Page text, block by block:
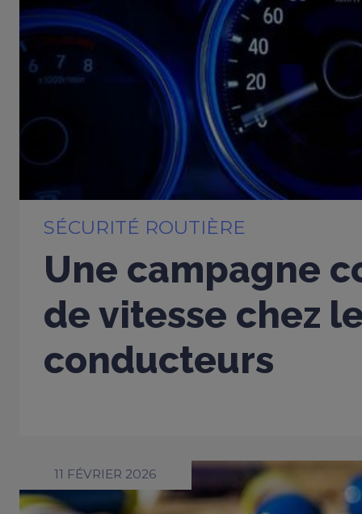
SÉCURITÉ ROUTIÈRE
Une campagne
de vitesse chez
conducteurs
11 FÉVRIER 2026